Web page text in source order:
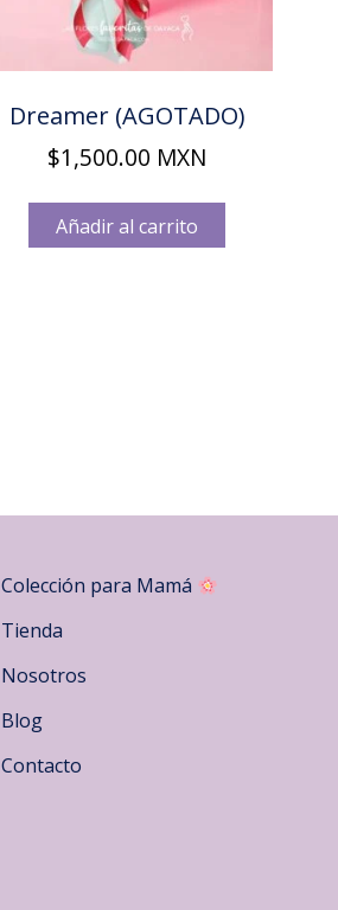
Dreamer (AGOTADO)
$1,500.00 MXN
Añadir al carrito
Colección para Mamá
Tienda
Nosotros
Blog
Contacto